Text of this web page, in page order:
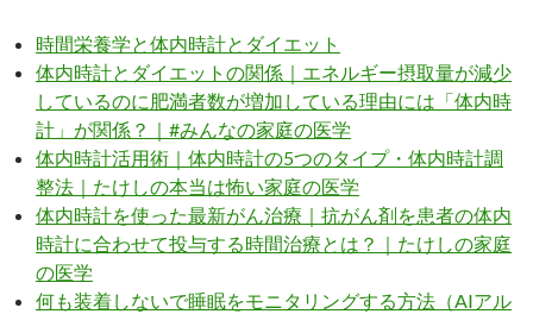
時間栄養学と体内時計とダイエット
体内時計とダイエットの関係｜エネルギー摂取量が減少
しているのに肥満者数が増加している理由には「体内時
計」が関係？｜#みんなの家庭の医学
体内時計活用術｜体内時計の5つのタイプ・体内時計調
整法｜たけしの本当は怖い家庭の医学
体内時計を使った最新がん治療｜抗がん剤を患者の体内
時計に合わせて投与する時間治療とは？｜たけしの家庭
の医学
何も装着しないで睡眠をモニタリングする方法（AIアル